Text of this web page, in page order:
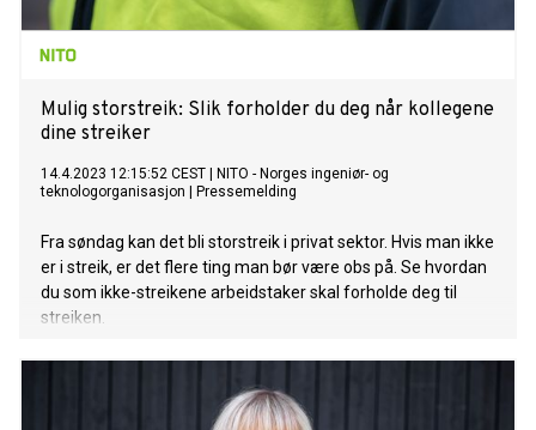
Mulig storstreik: Slik forholder du deg når kollegene
dine streiker
14.4.2023 12:15:52 CEST
NITO - Norges ingeniør- og
teknologorganisasjon
Pressemelding
Fra søndag kan det bli storstreik i privat sektor. Hvis man ikke
er i streik, er det flere ting man bør være obs på. Se hvordan
du som ikke-streikene arbeidstaker skal forholde deg til
streiken.